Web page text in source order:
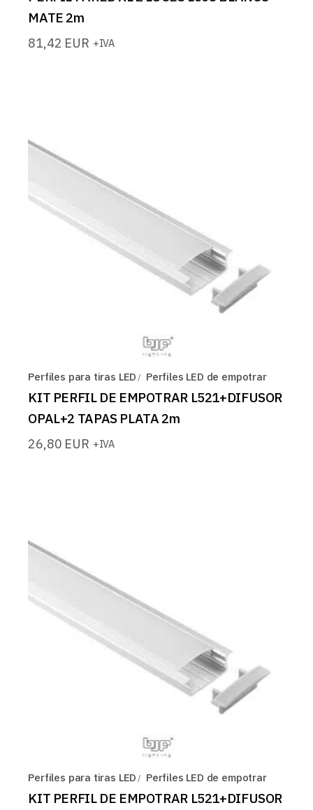
MATE 2m
81,42 EUR +IVA
Perfiles para tiras LED Perfiles LED de empotrar
KIT PERFIL DE EMPOTRAR L521+DIFUSOR
OPAL+2 TAPAS PLATA 2m
26,80 EUR +IVA
Perfiles para tiras LED Perfiles LED de empotrar
KIT PERFIL DE EMPOTRAR L521+DIFUSOR